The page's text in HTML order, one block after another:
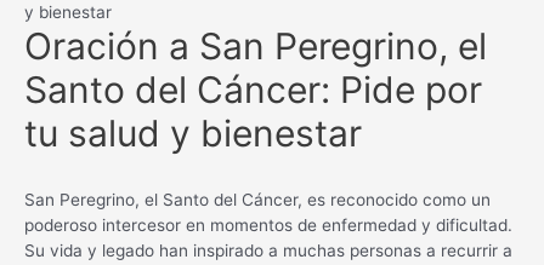
y bienestar
Oración a San Peregrino, el
Santo del Cáncer: Pide por
tu salud y bienestar
San Peregrino, el Santo del Cáncer, es reconocido como un
poderoso intercesor en momentos de enfermedad y dificultad.
Su vida y legado han inspirado a muchas personas a recurrir a